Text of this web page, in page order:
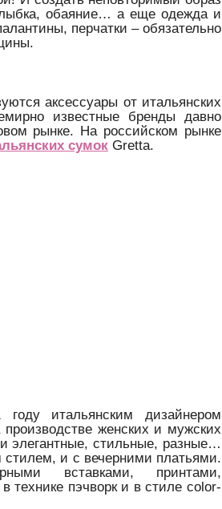
обаяние… а еще одежда и
перчатки – обязательно
аксессуары от итальянских
известные бренды давно
рынке. На российском рынке
сумок Gretta.
итальянским дизайнером
женских и мужских
элегантные, стильные, разные…
и с вечерними платьями.
вставками, принтами,
технике пэчворк и в стиле color-